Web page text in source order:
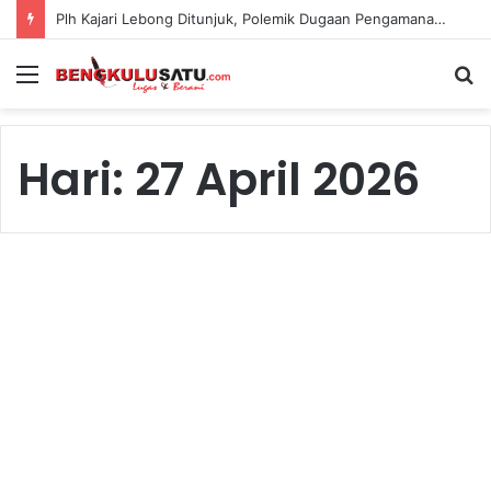
Plh Kajari Lebong Ditunjuk, Polemik Dugaan Pengamanan Pejabat Kejari Kian Jadi Sorotan
Menu
Hari: 27 April 2026